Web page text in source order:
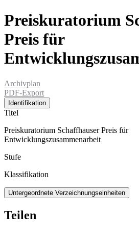
Preiskuratorium
Preis für
Archivplan
PDF-Export
Identifikation
Titel
Preiskuratorium Schaffhauser Preis für
Entwicklungszusammenarbeit
Stufe
Klassifikation
Untergeordnete Verzeichnungseinheiten
Teilen